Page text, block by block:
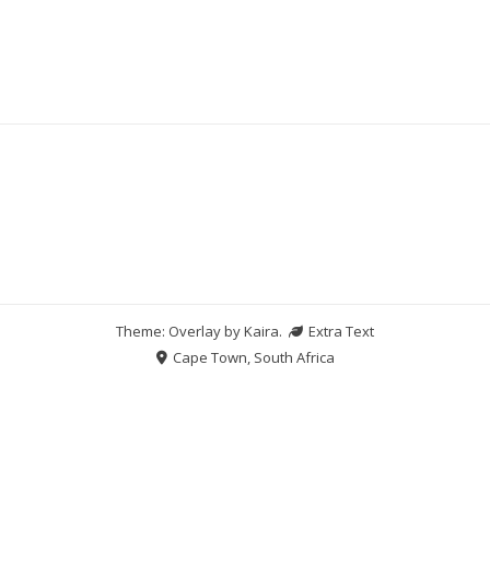
Theme: Overlay byKaira.
Extra Text
Cape Town, South Africa